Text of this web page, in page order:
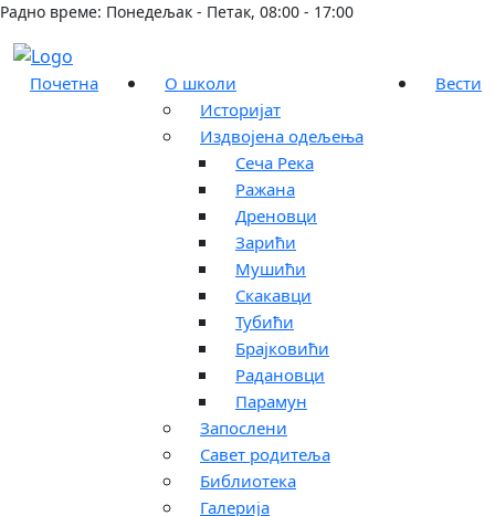
Радно време: Понедељак - Петак, 08:00 - 17:00
Почетна
О школи
Историјат
Издвојена одељења
Сеча Река
Ражана
Дреновци
Зарићи
Мушићи
Скакавци
Тубићи
Брајковићи
Радановци
Парамун
Запослени
Савет родитеља
Библиотека
Галерија
Вести